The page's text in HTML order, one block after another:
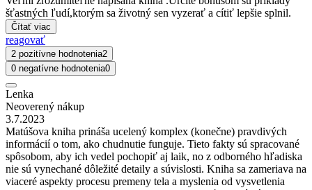
šťastných ľudí,ktorým sa životný sen vyzerať a cítiť lepšie splnil.
Čítať viac
reagovať
2 pozitívne hodnotenia2
0 negatívne hodnotenia0
Lenka
Neoverený nákup
3.7.2023
Matúšova kniha prináša ucelený komplex (konečne) pravdivých
informácií o tom, ako chudnutie funguje. Tieto fakty sú spracované
spôsobom, aby ich vedel pochopiť aj laik, no z odborného hľadiska
nie sú vynechané dôležité detaily a súvislosti. Kniha sa zameriava na
viaceré aspekty procesu premeny tela a myslenia od vysvetlenia